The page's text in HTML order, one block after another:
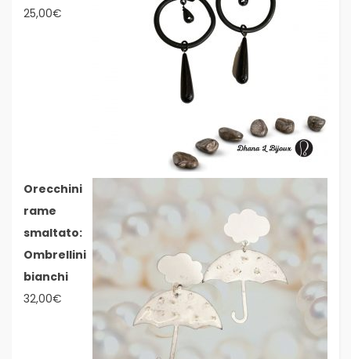
25,00€
Orecchini
rame
smaltato:
Ombrellini
bianchi
32,00€